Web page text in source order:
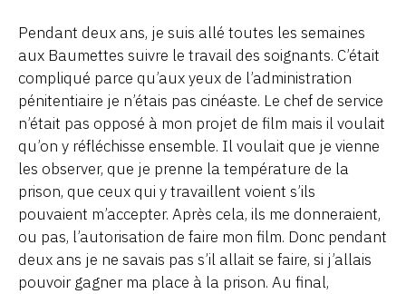
Pendant deux ans, je suis allé toutes les semaines
aux Baumettes suivre le travail des soignants. C’était
compliqué parce qu’aux yeux de l’administration
pénitentiaire je n’étais pas cinéaste. Le chef de service
n’était pas opposé à mon projet de film mais il voulait
qu’on y réfléchisse ensemble. Il voulait que je vienne
les observer, que je prenne la température de la
prison, que ceux qui y travaillent voient s’ils
pouvaient m’accepter. Après cela, ils me donneraient,
ou pas, l’autorisation de faire mon film. Donc pendant
deux ans je ne savais pas s’il allait se faire, si j’allais
pouvoir gagner ma place à la prison. Au final,